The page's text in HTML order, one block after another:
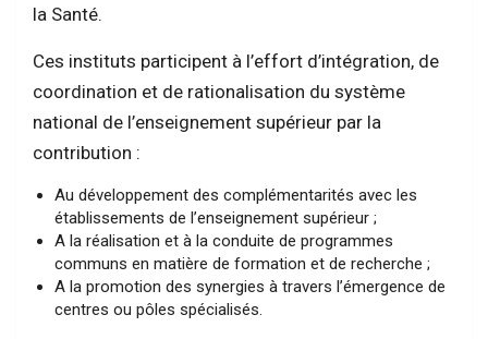
la Santé.
Ces instituts participent à l’effort d’intégration, de
coordination et de rationalisation du système
national de l’enseignement supérieur par la
contribution :
Au développement des complémentarités avec les
établissements de l’enseignement supérieur ;
A la réalisation et à la conduite de programmes
communs en matière de formation et de recherche ;
A la promotion des synergies à travers l’émergence de
centres ou pôles spécialisés.